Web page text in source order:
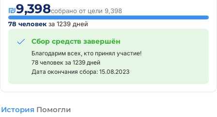
История Помогли
₪9,398собрано от цели 9,398
78 человек за 1239 дней
Сбор средств завершён
Благодарим всех, кто принял участие!
78 человек за 1239 дней
Дата окончания сбора: 15.08.2023